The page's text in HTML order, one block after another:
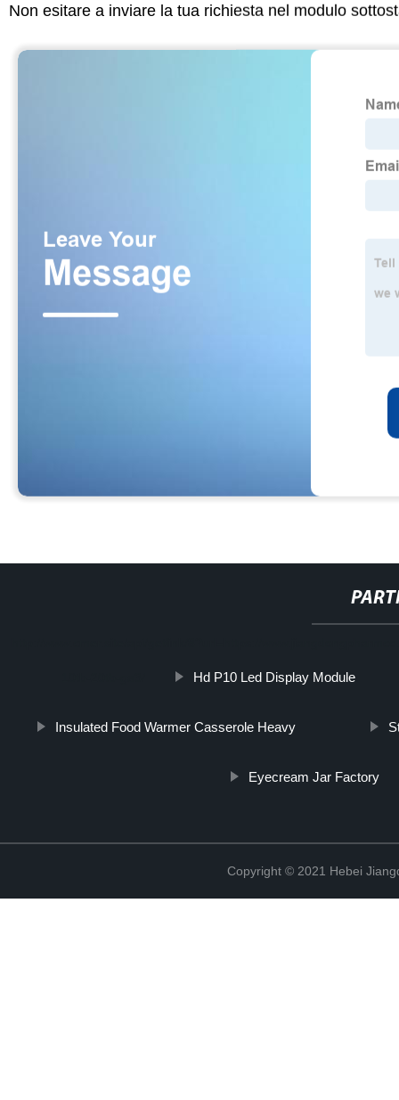
Non esitare a inviare la tua richiesta nel modulo
Hd P10 Led Display Module
Insulated Food Warmer Casserole Heavy
Eyecream Jar Factory
Copyright © 2021 Hebei